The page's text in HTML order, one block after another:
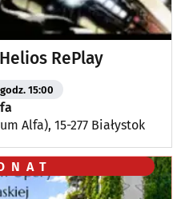
RePlay
godz. 15:00
Alfa), 15-277 Białystok